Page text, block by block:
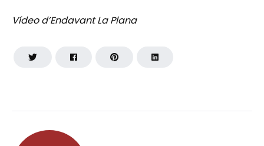
Vídeo d’Endavant La Plana